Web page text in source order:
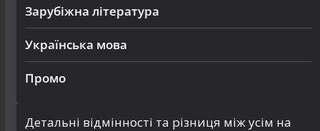
Зарубіжна література
Українська мова
Промо
Детальні відмінності та різниця між усім на